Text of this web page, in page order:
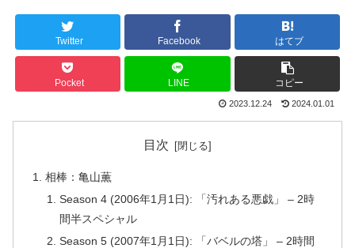
Twitter Facebook はてブ
Pocket LINE コピー
2023.12.24 2024.01.01
目次
相棒：亀山薫
Season 4 (2006年1月1日): 「汚れある悪戯」 – 2時
間半スペシャル
Season 5 (2007年1月1日): 「バベルの塔」 – 2時間